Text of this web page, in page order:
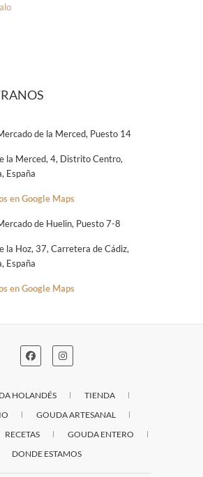
de la Merced, Puesto 14
la Merced, 4, Distrito Centro,
España
en Google Maps
de Huelin, Puesto 7-8
la Hoz, 37, Carretera de Cádiz,
España
en Google Maps
HOLANDÉS
TIENDA
GOUDA ARTESANAL
RECETAS
GOUDA ENTERO
DONDE ESTAMOS